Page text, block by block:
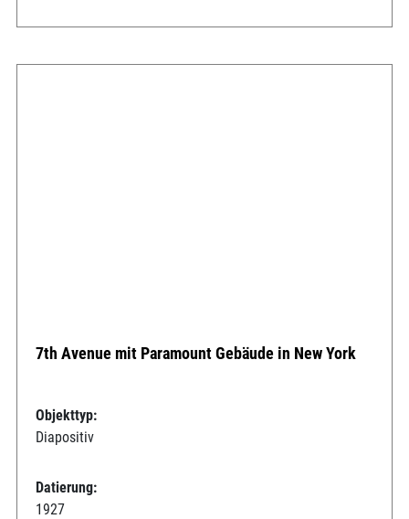
7th Avenue mit Paramount Gebäude in New York
Objekttyp:
Diapositiv
Datierung:
1927